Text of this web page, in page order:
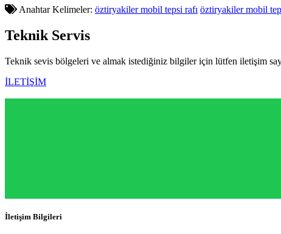
Anahtar Kelimeler: öztiryakiler mobil tepsi rafı öztiryakiler mobil
Teknik Servis
Teknik sevis bölgeleri ve almak istediğiniz bilgiler için lütfen iletişim
İLETİŞİM
İletişim Bilgileri